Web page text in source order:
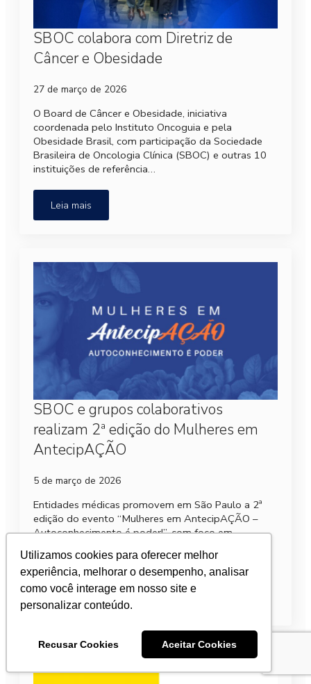
Utilizamos cookies para oferecer melhor
experiência, melhorar o desempenho, analisar
como você interage em nosso site e
personalizar conteúdo.
Recusar Cookies Aceitar Cookies
SBOC colabora com Diretriz de
Câncer e Obesidade
27 de março de 2026
O Board de Câncer e Obesidade, iniciativa
coordenada pelo Instituto Oncoguia e pela
Obesidade Brasil, com participação da Sociedade
Brasileira de Oncologia Clínica (SBOC) e outras 10
instituições de referência…
Leia mais
SBOC e grupos colaborativos
realizam 2ª edição do Mulheres em
AntecipAÇÃO
5 de março de 2026
Entidades médicas promovem em São Paulo a 2ª
edição do evento “Mulheres em AntecipAÇÃO –
Autoconhecimento é poder!”, com foco em
femininos.
Leia mais